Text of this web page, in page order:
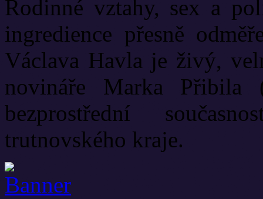
Rodinné vztahy, sex a
ingredience přesně
Václava Havla je živý,
novináře Marka Přibila
bezprostřední
trutnovského kraje.